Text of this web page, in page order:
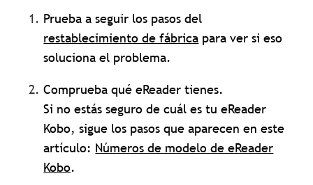
Prueba a seguir los pasos del
restablecimiento de fábrica para ver si eso
soluciona el problema.
Comprueba qué eReader tienes.
Si no estás seguro de cuál es tu eReader
Kobo, sigue los pasos que aparecen en este
artículo: Números de modelo de eReader
Kobo.